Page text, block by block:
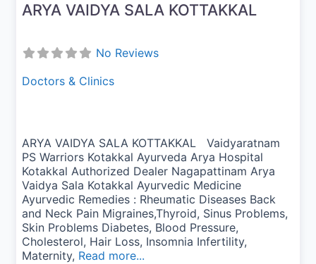
ARYA VAIDYA SALA KOTTAKKAL
No Reviews
Doctors & Clinics
ARYA VAIDYA SALA KOTTAKKAL Vaidyaratnam
PS Warriors Kotakkal Ayurveda Arya Hospital
Kotakkal Authorized Dealer Nagapattinam Arya
Vaidya Sala Kotakkal Ayurvedic Medicine
Ayurvedic Remedies : Rheumatic Diseases Back
and Neck Pain Migraines,Thyroid, Sinus Problems,
Skin Problems Diabetes, Blood Pressure,
Cholesterol, Hair Loss, Insomnia Infertility,
Maternity, Read more...